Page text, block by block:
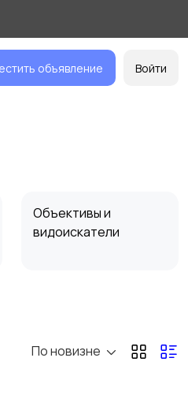
объявление Войти
Объективы и
видоискатели
По новизне